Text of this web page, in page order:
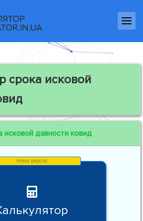
срока исковой
исковой давности ковид